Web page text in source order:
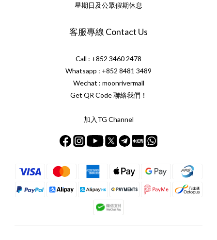
星期日及公眾假期休息
客服專線 Contact Us
Call : +852 3460 2478
Whatsapp : +852 8481 3489
Wechat : moonrivermall
Get QR Code 聯絡我們！
加入TG Channel